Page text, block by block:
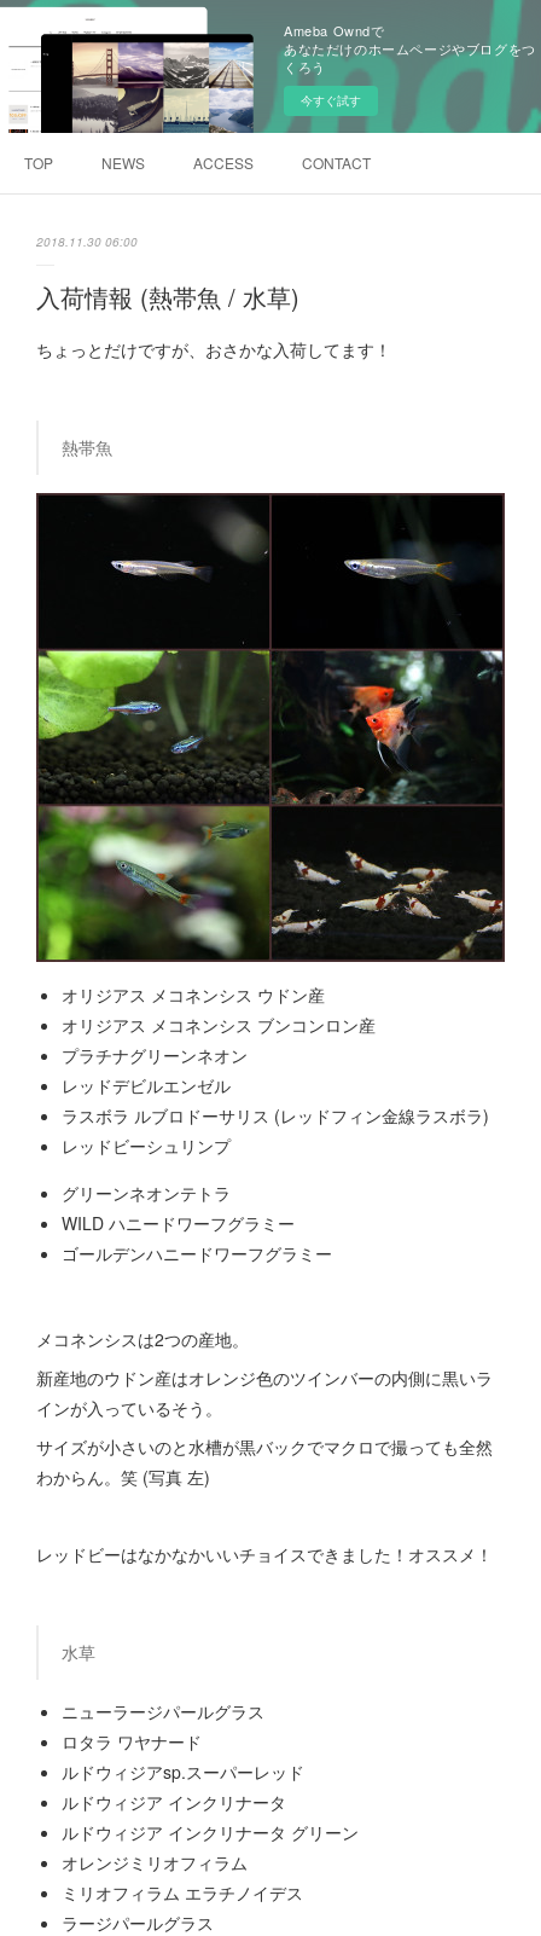
Ameba Owndで
あなただけのホームページやブログをつ
くろう
今すぐ試す
TOP NEWS ACCESS CONTACT
2018.11.30 06:00
入荷情報 (熱帯魚 / 水草)
ちょっとだけですが、おさかな入荷してます！
熱帯魚
オリジアス メコネンシス ウドン産
オリジアス メコネンシス ブンコンロン産
プラチナグリーンネオン
レッドデビルエンゼル
ラスボラ ルブロドーサリス (レッドフィン金線ラスボラ)
レッドビーシュリンプ
グリーンネオンテトラ
WILD ハニードワーフグラミー
ゴールデンハニードワーフグラミー
メコネンシスは2つの産地。
新産地のウドン産はオレンジ色のツインバーの内側に黒いラ
インが入っているそう。
サイズが小さいのと水槽が黒バックでマクロで撮っても全然
わからん。笑 (写真 左)
レッドビーはなかなかいいチョイスできました！オススメ！
水草
ニューラージパールグラス
ロタラ ワヤナード
ルドウィジアsp.スーパーレッド
ルドウィジア インクリナータ
ルドウィジア インクリナータ グリーン
オレンジミリオフィラム
ミリオフィラム エラチノイデス
ラージパールグラス